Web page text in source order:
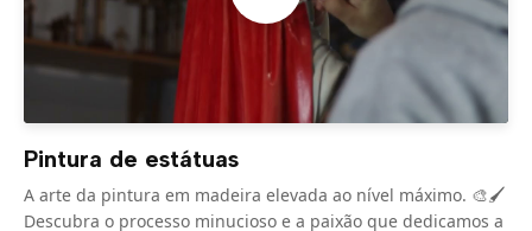
Pintura de estátuas
A arte da pintura em madeira elevada ao nível máximo. 🎨🖌️
Descubra o processo minucioso e a paixão que dedicamos a